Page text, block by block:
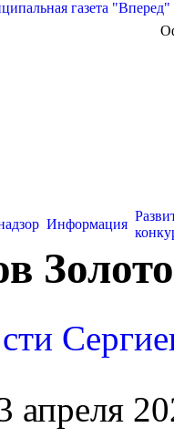
газета "Вперед"
Информация
апреля